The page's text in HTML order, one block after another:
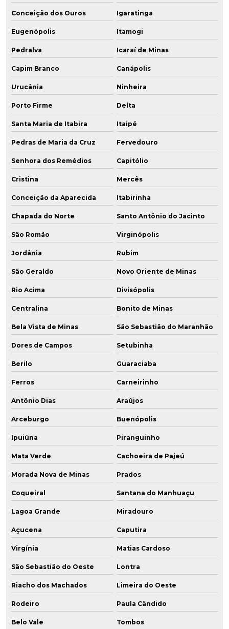
Conceição dos Ouros Igaratinga
Eugenópolis Itamogi
Pedralva Icaraí de Minas
Capim Branco Canápolis
Urucânia Ninheira
Porto Firme Delta
Santa Maria de Itabira Itaipé
Pedras de Maria da Cruz Fervedouro
Senhora dos Remédios Capitólio
Cristina Mercês
Conceição da Aparecida Itabirinha
Chapada do Norte Santo Antônio do Jacinto
São Romão Virginópolis
Jordânia Rubim
São Geraldo Novo Oriente de Minas
Rio Acima Divisópolis
Centralina Bonito de Minas
Bela Vista de Minas São Sebastião do Maranhão
Dores de Campos Setubinha
Berilo Guaraciaba
Ferros Carneirinho
Antônio Dias Araújos
Arceburgo Buenópolis
Ipuiúna Piranguinho
Mata Verde Cachoeira de Pajeú
Morada Nova de Minas Prados
Coqueiral Santana do Manhuaçu
Lagoa Grande Miradouro
Açucena Caputira
Virgínia Matias Cardoso
São Sebastião do Oeste Lontra
Riacho dos Machados Limeira do Oeste
Rodeiro Paula Cândido
Belo Vale Tombos